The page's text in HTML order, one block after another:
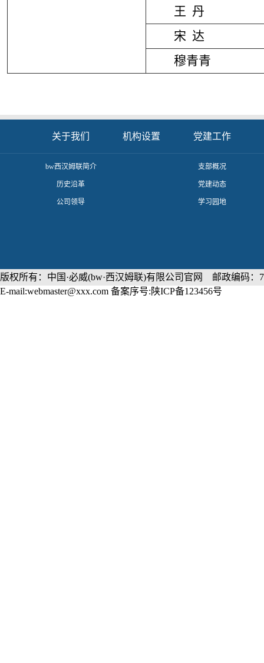
王 丹
宋 达
穆青青
关于我们
​bw西汉姆联简介
历史沿革
公司领导
机构设置 党建工作
支部概况
党建动态
学习园地
版权所有：中国·必威(bw·西汉姆联)有限公司官网 邮政编码：
E-mail:webmaster@xxx.com 备案序号:陕ICP备123456号